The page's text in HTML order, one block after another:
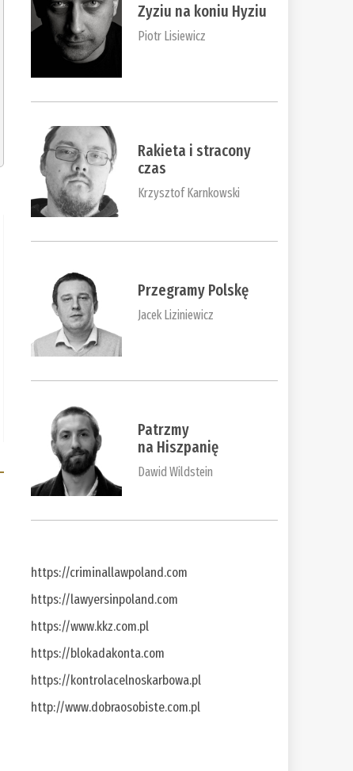
Zyziu na koniu Hyziu
Piotr Lisiewicz
Rakieta i stracony
czas
Krzysztof Karnkowski
Przegramy Polskę
Jacek Liziniewicz
Patrzmy
na Hiszpanię
Dawid Wildstein
https://criminallawpoland.com
https://lawyersinpoland.com
https://www.kkz.com.pl
https://blokadakonta.com
https://kontrolacelnoskarbowa.pl
http://www.dobraosobiste.com.pl